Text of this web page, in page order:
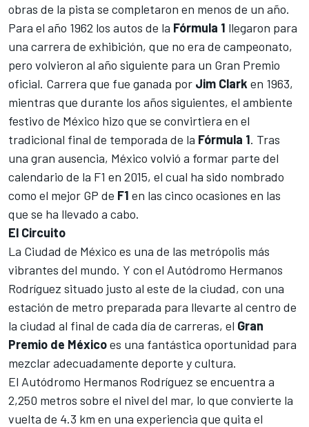
obras de la pista se completaron en menos de un año.
Para el año 1962 los autos de la Fórmula 1 llegaron para
una carrera de exhibición, que no era de campeonato,
pero volvieron al año siguiente para un Gran Premio
oficial. Carrera que fue ganada por Jim Clark en 1963,
mientras que durante los años siguientes, el ambiente
festivo de México hizo que se convirtiera en el
tradicional final de temporada de la Fórmula 1. Tras
una gran ausencia, México volvió a formar parte del
calendario de la F1 en 2015, el cual ha sido nombrado
como el mejor GP de F1 en las cinco ocasiones en las
que se ha llevado a cabo.
El Circuito
La Ciudad de México es una de las metrópolis más
vibrantes del mundo. Y con el Autódromo Hermanos
Rodríguez situado justo al este de la ciudad, con una
estación de metro preparada para llevarte al centro de
la ciudad al final de cada día de carreras, el Gran
Premio de Méxicoes una fantástica oportunidad para
mezclar adecuadamente deporte y cultura.
El Autódromo Hermanos Rodríguez se encuentra a
2,250 metros sobre el nivel del mar, lo que convierte la
vuelta de 4.3 km en una experiencia que quita el